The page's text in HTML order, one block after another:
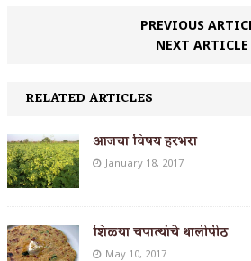
PREVIOUS
NEXT ARTICLE
RELATED ARTICLES
आजचा विषय हरभरा
January 18, 2017
शिळ्या चपात्यांचे थालीपीठ
May 10, 2017